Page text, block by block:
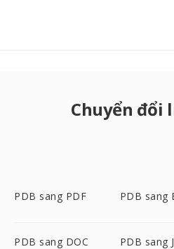
Chuyển đổi
PDB sang PDF PDB sang
PDB sang DOC PDB sang